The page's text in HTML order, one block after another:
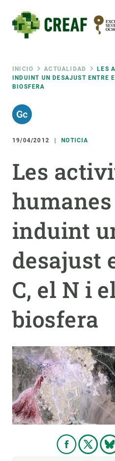
contenido
principal
Ruta
de
INICIO ACTUALIDAD
LES
INDUINT UN DESAJUST
BIOSFERA
19/04/2012 NOTICIA
Les
induint
desajust
C, el N i
biosfera
RRSS
Featured
responsive
menu
INVESTIGACIÓN
CIENCIA EN ACCIÓN
NOTICIAS Y AGENDA